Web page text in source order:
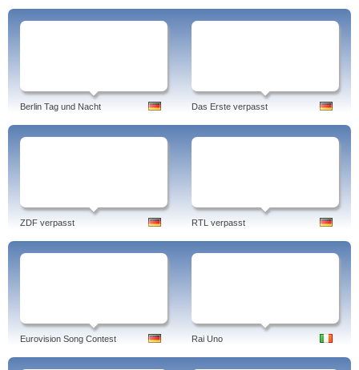
Berlin Tag und Nacht Das Erste verpasst
ZDF verpasst RTL verpasst
Eurovision Song Contest Rai Uno